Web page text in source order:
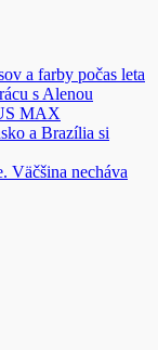
a farby počas leta
s Alenou
MAX
a Brazília si
Väčšina necháva